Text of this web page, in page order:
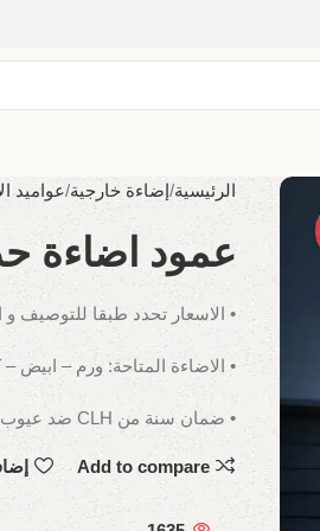
الرئيسية إضاءة خارجية عواميد
عمود اضاءة
• الاسعار تحدد طبقا للتوصيف و
• الاضاءة المتاحة: ورم – ابيض
• ضمان سنة من CLH ضد عيوب الصناعة.
Add to compare